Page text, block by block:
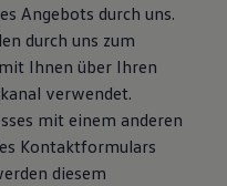
Angebots durch uns.
durch uns zum
Ihnen über Ihren
verwendet.
mit einem anderen
Kontaktformulars
diesem